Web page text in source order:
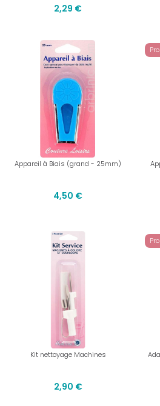
2,29 €
Appareil à Biais (grand - 25mm)
4,50 €
Kit nettoyage Machines
2,90 €